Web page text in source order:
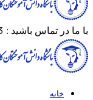
با ما در تماس باشید : 28429783-021
خانه